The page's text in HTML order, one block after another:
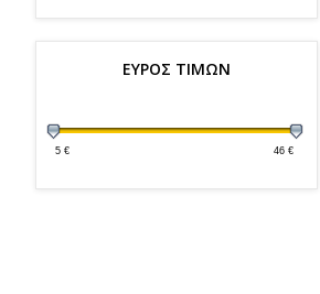
ΕΥΡΟΣ ΤΙΜΩΝ
5 € 46€